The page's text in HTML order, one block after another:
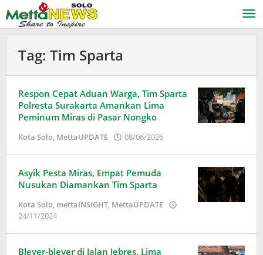
ke
konten
Tag: Tim Sparta
Respon Cepat Aduan Warga, Tim Sparta
Polresta Surakarta Amankan Lima
Peminum Miras di Pasar Nongko
Kota Solo, MettaUPDATE 08/06/2026
Asyik Pesta Miras, Empat Pemuda
Nusukan Diamankan Tim Sparta
Kota Solo, mettaINSIGHT, MettaUPDATE
24/11/2024
Wardani
Bleyer-bleyer di Jalan Jebres, Lima